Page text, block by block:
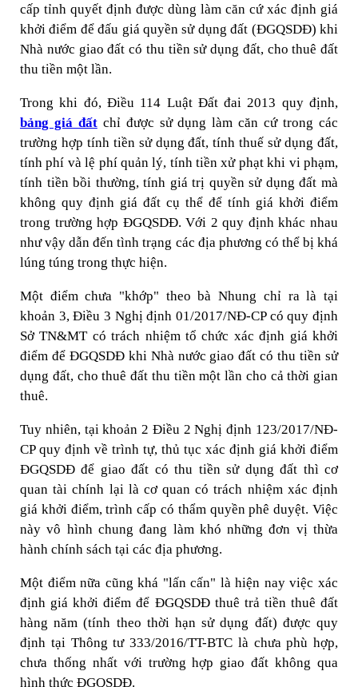
cấp tỉnh quyết định được dùng làm căn cứ xác định giá
khởi điểm để đấu giá quyền sử dụng đất (ĐGQSDĐ) khi
Nhà nước giao đất có thu tiền sử dụng đất, cho thuê đất
thu tiền một lần.
Trong khi đó, Điều 114 Luật Đất đai 2013 quy định,
bảng giá đấtchỉ được sử dụng làm căn cứ trong các
trường hợp tính tiền sử dụng đất, tính thuế sử dụng đất,
tính phí và lệ phí quản lý, tính tiền xử phạt khi vi phạm,
tính tiền bồi thường, tính giá trị quyền sử dụng đất mà
không quy định giá đất cụ thể để tính giá khởi điểm
trong trường hợp ĐGQSDĐ. Với 2 quy định khác nhau
như vậy dẫn đến tình trạng các địa phương có thể bị khá
lúng túng trong thực hiện.
Một điểm chưa "khớp" theo bà Nhung chỉ ra là tại
khoản 3, Điều 3 Nghị định 01/2017/NĐ-CP có quy định
Sở TN&MT có trách nhiệm tổ chức xác định giá khởi
điểm để ĐGQSDĐ khi Nhà nước giao đất có thu tiền sử
dụng đất, cho thuê đất thu tiền một lần cho cả thời gian
thuê.
Tuy nhiên, tại khoản 2 Điều 2 Nghị định 123/2017/NĐ-
CP quy định về trình tự, thủ tục xác định giá khởi điểm
ĐGQSDĐ để giao đất có thu tiền sử dụng đất thì cơ
quan tài chính lại là cơ quan có trách nhiệm xác định
giá khởi điểm, trình cấp có thẩm quyền phê duyệt. Việc
này vô hình chung đang làm khó những đơn vị thừa
hành chính sách tại các địa phương.
Một điểm nữa cũng khá "lấn cấn" là hiện nay việc xác
định giá khởi điểm để ĐGQSDĐ thuê trả tiền thuê đất
hàng năm (tính theo thời hạn sử dụng đất) được quy
định tại Thông tư 333/2016/TT-BTC là chưa phù hợp,
chưa thống nhất với trường hợp giao đất không qua
hình thức ĐGQSDĐ.